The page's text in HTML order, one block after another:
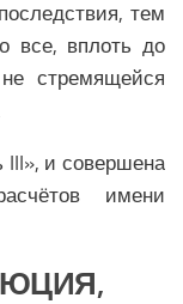
тем
все, вплоть до
стремящейся
III», и совершена
имени